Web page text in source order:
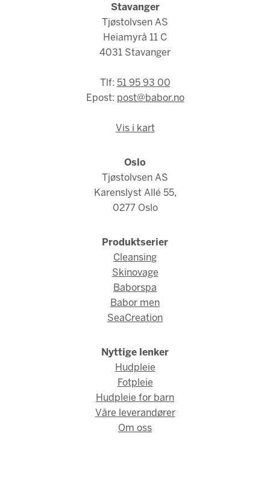
Stavanger
Tjøstolvsen AS
Heiamyrå 11 C
4031 Stavanger
Tlf: 51 95 93 00
Epost: post@babor.no
Vis i kart
Oslo
Tjøstolvsen AS
Karenslyst Allé 55,
0277 Oslo
Produktserier
Cleansing
Skinovage
Baborspa
Babor men
SeaCreation
Nyttige lenker
Hudpleie
Fotpleie
Hudpleie for barn
Våre leverandører
Om oss